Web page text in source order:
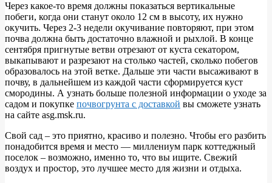
Через какое-то время должны показаться вертикальные
побеги, когда они станут около 12 см в высоту, их нужно
окучить. Через 2-3 недели окучивание повторяют, при этом
почва должна быть достаточно влажной и рыхлой. В конце
сентября пригнутые ветви отрезают от куста секатором,
выкапывают и разрезают на столько частей, сколько побегов
образовалось на этой ветке. Дальше эти части высаживают в
почву, в дальнейшем из каждой части сформируется куст
смородины. А узнать больше полезной информации о уходе за
садом и покупке почвогрунта с доставкой вы сможете узнать
на сайте asg.msk.ru.
Свой сад – это приятно, красиво и полезно. Чтобы его разбить
понадобится время и место — миллениум парк коттеджный
поселок – возможно, именно то, что вы ищите. Свежий
воздух и простор, это лучшее место для жизни и отдыха.